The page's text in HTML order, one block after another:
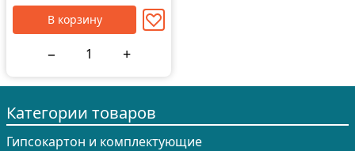
В корзину
− +
Категории товаров
Гипсокартон и комплектующие